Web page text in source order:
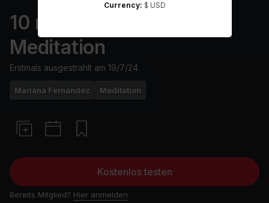
10 min Acceptance
Meditation
Erstmals ausgestrahlt am 19/7/24
Mariana Fernández Meditation
Kostenlos testen
Bereits Mitglied? Hier anmelden
Currency: $ USD